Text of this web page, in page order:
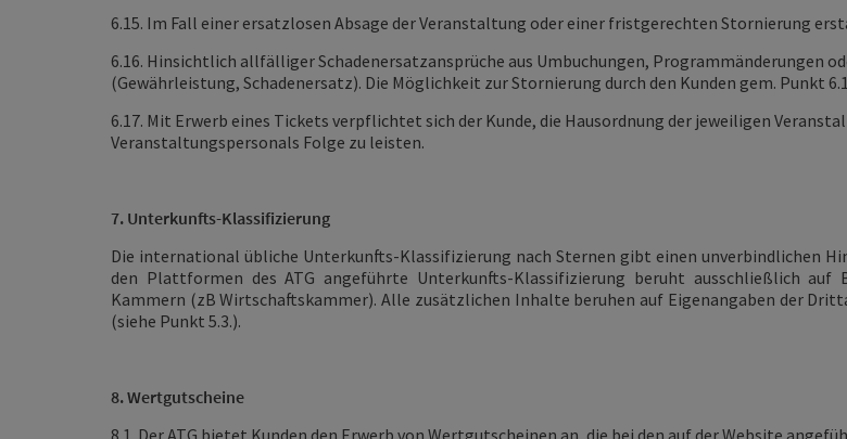
6.15. Im Fall einer ersatzlosen Absage der Veranstaltung oder einer fristgerechten Stornierung
6.16. Hinsichtlich allfälliger Schadenersatzansprüche aus Umbuchungen, Programmänderungen
(Gewährleistung, Schadenersatz). Die Möglichkeit zur Stornierung durch den Kunden gem. Punkt
6.17. Mit Erwerb eines Tickets verpflichtet sich der Kunde, die Hausordnung der jeweiligen
Veranstaltungspersonals Folge zu leisten.
7. Unterkunfts-Klassifizierung
Die international übliche Unterkunfts-Klassifizierung nach Sternen gibt einen unverbindlichen
den Plattformen des ATG angeführte Unterkunfts-Klassifizierung beruht ausschließlich auf
Kammern (zB Wirtschaftskammer). Alle zusätzlichen Inhalte beruhen auf Eigenangaben der
(siehe Punkt 5.3.).
8. Wertgutscheine
8.1. Der ATG bietet Kunden den Erwerb von Wertgutscheinen an, die bei den auf der Website